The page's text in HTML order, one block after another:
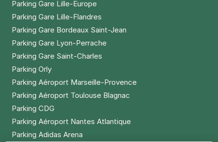
Parking Gare Lille-Europe
Parking Gare Lille-Flandres
Parking Gare Bordeaux Saint-Jean
Parking Gare Lyon-Perrache
Parking Gare Saint-Charles
Parking Orly
Parking Aéroport Marseille-Provence
Parking Aéroport Toulouse Blagnac
Parking CDG
Parking Aéroport Nantes Atlantique
Parking Adidas Arena